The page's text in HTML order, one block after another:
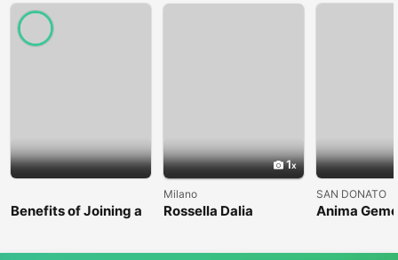
Benefits of Joining a
Professional Nasha
1
Milano
Rossella Dalia
SAN DONATO
Anima